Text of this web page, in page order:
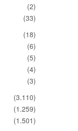
(2)
(33)
(18)
(6)
(5)
(4)
(3)
(3.110)
(1.259)
(1.501)